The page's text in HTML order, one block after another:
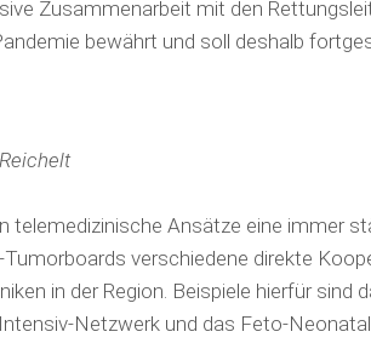
Zusammenarbeit mit den
bewährt und soll deshalb
telemedizinische Ansätze eine immer
verschiedene direkte
in der Region. Beispiele hierfür sind
Netzwerk und das Feto-